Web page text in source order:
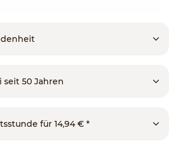
seit 50 Jahren
für 14,94 € *